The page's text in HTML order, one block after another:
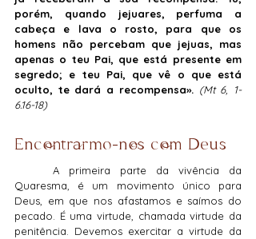
porém, quando jejuares, perfuma a
cabeça e lava o rosto, para que os
homens não percebam que jejuas, mas
apenas o teu Pai, que está presente em
segredo; e teu Pai, que vê o que está
oculto, te dará a recompensa». (Mt 6, 1-
6.16-18)
Encontrarmo-nos com Deus
Quaresma, é um movimento único para
Deus, em que nos afastamos e saímos do
pecado. É uma virtude, chamada virtude da
penitência. Devemos exercitar a virtude da